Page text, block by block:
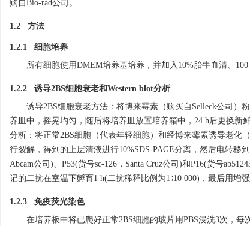
购自Bio-rad公司。
1.2 方法
1.2.1 细胞培养
所有细胞使用DMEM培养基培养，并加入10%胎牛血清、
1.2.2 诱导2BS细胞衰老和Western blot分析
诱导2BS细胞衰老方法：将博来霉素（购买自Selleck公司）
养皿中，摇晃均匀，随后将培养皿放置培养箱中，24 h后更换新
分析：将正常2BS细胞（代表年轻细胞）和经博来霉素诱导老化
行裂解，得到的上层清液进行10%SDS-PAGE分离，然后电转移
Abcam公司)、P53(货号sc-126，Santa Cruz公司)和P16(货号
记的二抗在室温下孵育1 h(二抗稀释比例为1∶10 000)，最后用增
1.2.3 免疫荧光染色
在培养板中将已爬好正常2BS细胞的玻片用PBS浸洗3次，